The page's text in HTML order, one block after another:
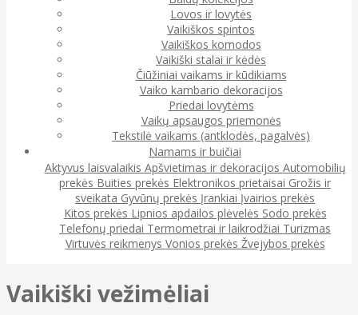
Lovos ir lovytės
Vaikiškos spintos
Vaikiškos komodos
Vaikiški stalai ir kėdės
Čiūžiniai vaikams ir kūdikiams
Vaiko kambario dekoracijos
Priedai lovytėms
Vaikų apsaugos priemonės
Tekstilė vaikams (antklodės, pagalvės)
Namams ir buičiai
Aktyvus laisvalaikis Apšvietimas ir dekoracijos Automobilių
prekės Buities prekės Elektronikos prietaisai Grožis ir
sveikata Gyvūnų prekės Įrankiai Įvairios prekės
Kitos prekės Lipnios apdailos plėvelės Sodo prekės
Telefonų priedai Termometrai ir laikrodžiai Turizmas
Virtuvės reikmenys Vonios prekės Žvejybos prekės
Vaikiški vežimėliai